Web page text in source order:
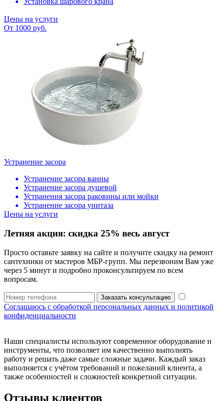
Цены на услуги
От 1000 руб.
Устранение засора
Устранение засора ванны
Устранение засора душевой
Устранения засора раковины или мойки
Устранение засора унитаза
Цены на услуги
Летняя акция: скидка 25% весь август
Просто оставьте заявку на сайте и получите скидку на ремонт
сантехники от мастеров МБР-групп. Мы перезвоним Вам уже
через 5 минут и подробно проконсультируем по всем
вопросам.
Заказать консультацию
Соглашаюсь с обработкой персональных данных и политикой
конфиденциальности
Наши специалисты используют современное оборудование и
инструменты, что позволяет им качественно выполнять
работу и решать даже самые сложные задачи. Каждый заказ
выполняется с учётом требований и пожеланий клиента, а
также особенностей и сложностей конкретной ситуации.
Отзывы клиентов